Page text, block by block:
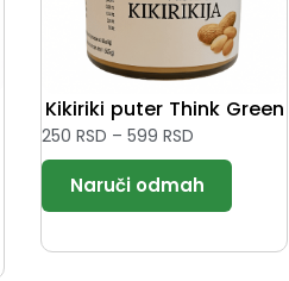
Kikiriki puter Think Green
250 RSD – 599 RSD